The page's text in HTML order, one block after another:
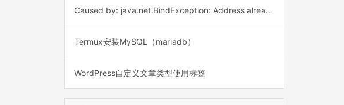
Caused by: java.net.BindException: Address already in use: bind
Termux安装MySQL（mariadb）
WordPress自定义文章类型使用标签